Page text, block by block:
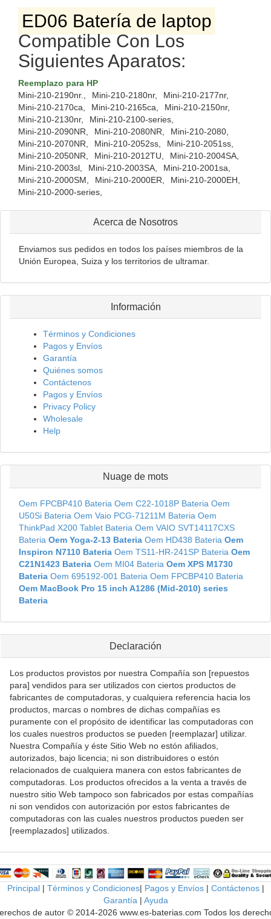
ED06 Batería de laptop
Compatible Con Los
Siguientes Aparatos:
Reemplazo para HP
Mini-210-2190nr.,
Mini-210-2180nr,
Mini-210-2177nr,
Mini-210-2170ca,
Mini-210-2165ca,
Mini-210-2150nr,
Mini-210-2130nr,
Mini-210-2100-series,
Mini-210-2090NR,
Mini-210-2080NR,
Mini-210-2080,
Mini-210-2070NR,
Mini-210-2052ss,
Mini-210-2051ss,
Mini-210-2050NR,
Mini-210-2012TU,
Mini-210-2004SA,
Mini-210-2003sl,
Mini-210-2003SA,
Mini-210-2001sa,
Mini-210-2000SM,
Mini-210-2000ER,
Mini-210-2000EH,
Mini-210-2000-series,
Acerca de Nosotros
Enviamos sus pedidos en todos los países miembros de la
Unión Europea, Suiza y los territorios de ultramar.
Información
Términos y Condiciones
Pagos y Envíos
Garantía
Quiénes somos
Contáctenos
Pagos y Envíos
Privacy Policy
Wholesale
Help
Nuage de mots
Oem FPCBP410 Bateria Oem C22-1018P Bateria Oem
U50Si Bateria Oem Vaio PCG-71211M Bateria Oem
ThinkPad X200 Tablet Bateria Oem VAIO SVT14117CXS
Bateria Oem Yoga-2-13 Bateria Oem HD438 Bateria Oem
Inspiron N7110 Bateria Oem TS11-HR-241SP Bateria Oem
C21N1423 Bateria Oem MI04 Bateria Oem XPS M1730
Bateria Oem 695192-001 Bateria Oem FPCBP410 Bateria
Oem MacBook Pro 15 inch A1286 (Mid-2010) series
Bateria
Declaración
Los productos provistos por nuestra Compañía son [repuestos
para] vendidos para ser utilizados con ciertos productos de
fabricantes de computadoras, y cualquiera referencia hacia los
productos, marcas o nombres de dichas compañías es
puramente con el propósito de identificar las computadoras con
los cuales nuestros productos se pueden [reemplazar] utilizar.
Nuestra Compañía y éste Sitio Web no estón afiliados,
autorizados, bajo licencia; ni son distribuidores o estón
relacionados de cualquiera manera con estos fabricantes de
computadoras. Los productos ofrecidos a la venta a través de
nuestro sitio Web tampoco son fabricados por estas compañías
ni son vendidos con autorización por estos fabricantes de
computadoras con las cuales nuestros productos pueden ser
[reemplazados] utilizados.
Principal| Términos y Condiciones| Pagos y Envíos| Contáctenos|
Garantía | Ayuda
de autor © 2014-2026 www.es-baterias.com Todos los